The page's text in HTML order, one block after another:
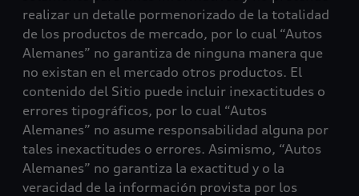
realizar un detalle pormenorizado de la totalidad
de los productos de mercado, por lo cual “Autos
Alemanes” no garantiza de ninguna manera que
no existan en el mercado otros productos. El
contenido del Sitio puede incluir inexactitudes o
errores tipográficos, por lo cual “Autos
Alemanes” no asume responsabilidad alguna por
tales inexactitudes o errores. Asimismo, “Autos
Alemanes” no garantiza la exactitud y o la
veracidad de la información provista por los